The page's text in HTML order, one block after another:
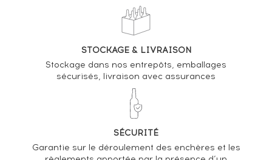
STOCKAGE & LIVRAISON
Stockage dans nos entrepôts, emballages
sécurisés, livraison avec assurances
SÉCURITÉ
Garantie sur le déroulement des enchères et les